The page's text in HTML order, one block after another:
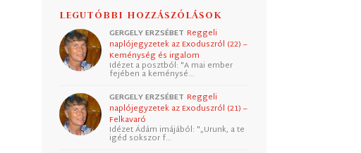
LEGUTÓBBI HOZZÁSZÓLÁSOK
GERGELY ERZSÉBET Reggeli
naplójegyzetek az Exoduszról (22) –
Keménység és irgalom
Idézet a posztból: "A mai ember
fejében a keménysé…
GERGELY ERZSÉBET Reggeli
naplójegyzetek az Exoduszról (21) –
Felkavaró
Idézet Ádám imájából: "„Urunk, a te
igéd sokszor f…